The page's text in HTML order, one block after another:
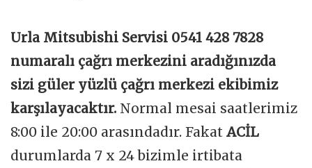
Urla Mitsubishi Servisi 0541 428 7828
numaralı çağrı merkezini aradığınızda
sizi güler yüzlü çağrı merkezi ekibimiz
karşılayacaktır. Normal mesai saatlerimiz
8:00 ile 20:00 arasındadır. Fakat ACİL
durumlarda 7 x 24 bizimle irtibata